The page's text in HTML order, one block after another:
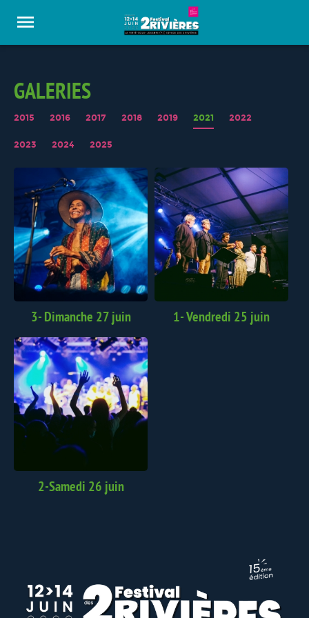
GALERIES
2015 2016 2017 2018 2019 2021 2022
2023 2024 2025
3- Dimanche 27 juin 1- Vendredi 25 juin
2-Samedi 26 juin